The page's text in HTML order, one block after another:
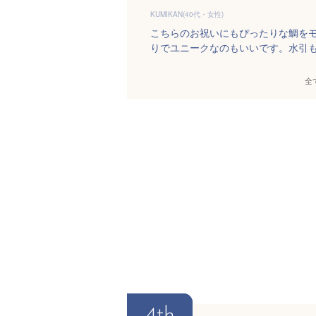
KUMIKAN(40代・女性)
こちらのお祝いにもぴったりな鯛を
りでユニークなのもいいです。水引
全